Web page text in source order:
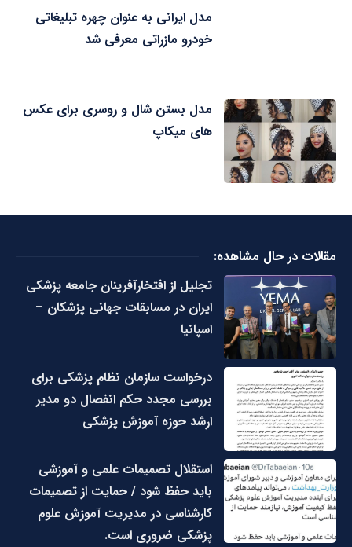
مدل ایرانی به عنوان چهره تبلیغاتی
خودرو مازراتی معرفی شد
مدل بستن شال و روسری برای عکس
های میکاپ
مقالات در حال مشاهده:
تجلیل از افتخارآفرینان جامعه پزشکی
ایران در مسابقات جهانی پزشکان –
اسپانیا
درخواست سازمان نظام پزشکی برای
بررسی مجدد حکم انفصال دو مدیر
ارشد حوزه آموزش پزشکی
استقلال تصمیمات علمی و آموزشی
باید حفظ شود / حمایت از تصمیمات
کارشناسی در مدیریت آموزش علوم
پزشکی ضروری است.